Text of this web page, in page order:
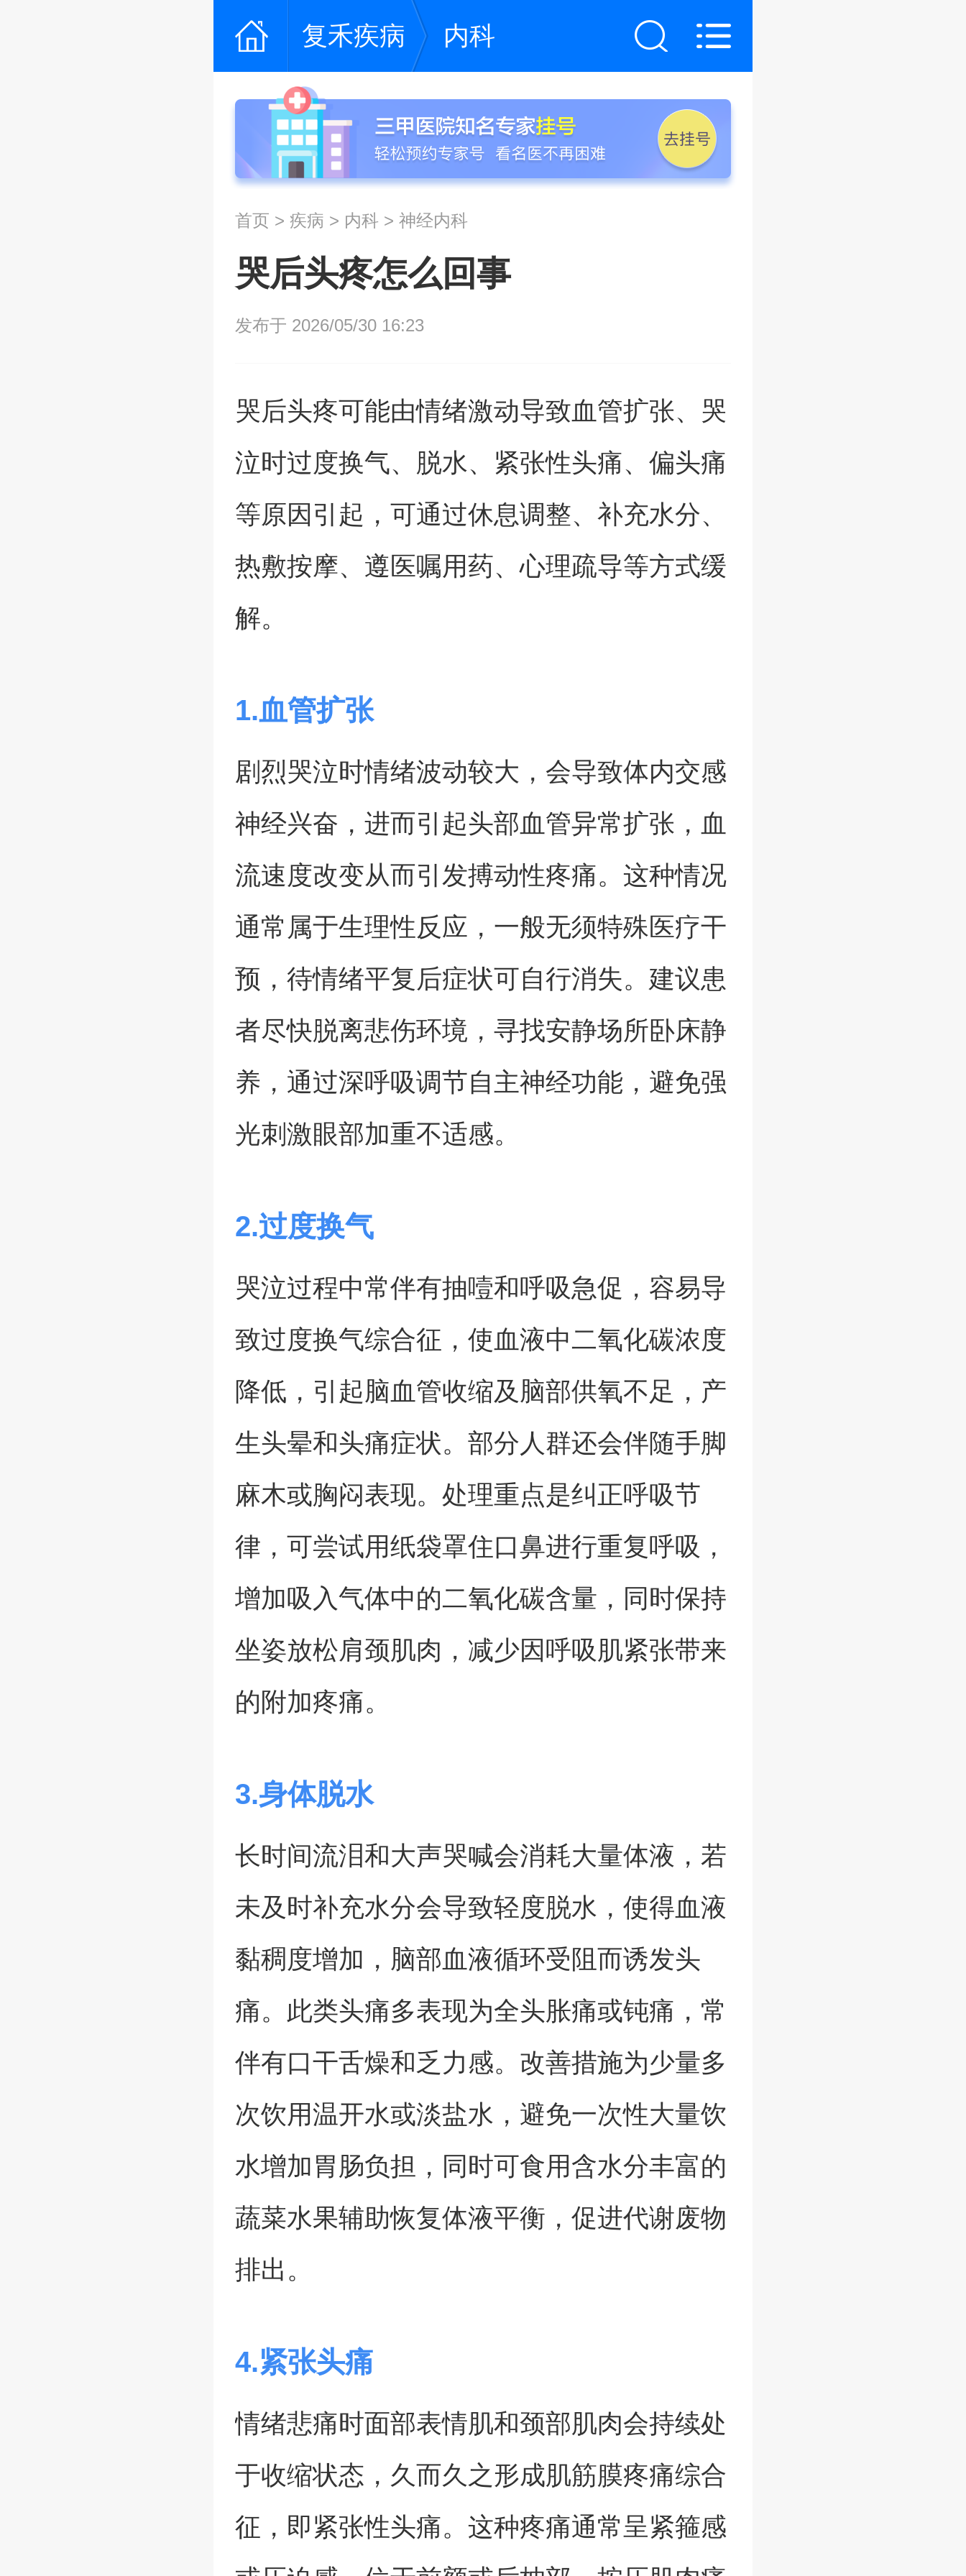
复禾疾病 内科
首页 > 疾病 > 内科 > 神经内科
哭后头疼怎么回事
发布于 2026/05/30 16:23
哭后头疼可能由情绪激动导致血管扩张、哭
泣时过度换气、脱水、紧张性头痛、偏头痛
等原因引起，可通过休息调整、补充水分、
热敷按摩、遵医嘱用药、心理疏导等方式缓
解。
1.血管扩张
剧烈哭泣时情绪波动较大，会导致体内交感
神经兴奋，进而引起头部血管异常扩张，血
流速度改变从而引发搏动性疼痛。这种情况
通常属于生理性反应，一般无须特殊医疗干
预，待情绪平复后症状可自行消失。建议患
者尽快脱离悲伤环境，寻找安静场所卧床静
养，通过深呼吸调节自主神经功能，避免强
光刺激眼部加重不适感。
2.过度换气
哭泣过程中常伴有抽噎和呼吸急促，容易导
致过度换气综合征，使血液中二氧化碳浓度
降低，引起脑血管收缩及脑部供氧不足，产
生头晕和头痛症状。部分人群还会伴随手脚
麻木或胸闷表现。处理重点是纠正呼吸节
律，可尝试用纸袋罩住口鼻进行重复呼吸，
增加吸入气体中的二氧化碳含量，同时保持
坐姿放松肩颈肌肉，减少因呼吸肌紧张带来
的附加疼痛。
3.身体脱水
长时间流泪和大声哭喊会消耗大量体液，若
未及时补充水分会导致轻度脱水，使得血液
黏稠度增加，脑部血液循环受阻而诱发头
痛。此类头痛多表现为全头胀痛或钝痛，常
伴有口干舌燥和乏力感。改善措施为少量多
次饮用温开水或淡盐水，避免一次性大量饮
水增加胃肠负担，同时可食用含水分丰富的
蔬菜水果辅助恢复体液平衡，促进代谢废物
排出。
4.紧张头痛
情绪悲痛时面部表情肌和颈部肌肉会持续处
于收缩状态，久而久之形成肌筋膜疼痛综合
征，即紧张性头痛。这种疼痛通常呈紧箍感